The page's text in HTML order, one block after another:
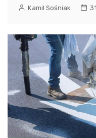
Kamil Sośniak